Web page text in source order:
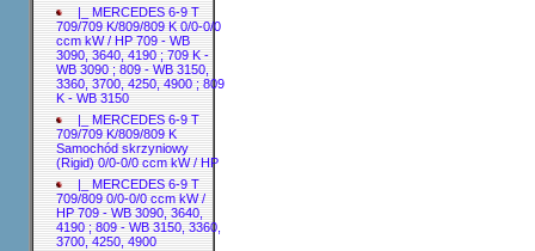
|_ MERCEDES 6-9 T
709/709 K/809/809 K 0/0-0/0
ccm kW / HP 709 - WB
3090, 3640, 4190 ; 709 K -
WB 3090 ; 809 - WB 3150,
3360, 3700, 4250, 4900 ; 809
K - WB 3150
|_ MERCEDES 6-9 T
709/709 K/809/809 K
Samochód skrzyniowy
(Rigid) 0/0-0/0 ccm kW / HP
|_ MERCEDES 6-9 T
709/809 0/0-0/0 ccm kW /
HP 709 - WB 3090, 3640,
4190 ; 809 - WB 3150, 3360,
3700, 4250, 4900